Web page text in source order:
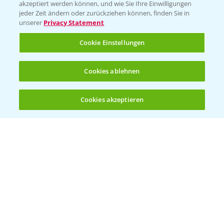
(noch 4)
T.+49 (0)174 346 564 1
KONTAKT
Hilfe in Notfällen
+49 (0)214/30-20220
akzeptiert werden können, und wie Sie Ihre Einwilligungen
jeder Zeit ändern oder zurückziehen können, finden Sie in
unserer Privacy Statement
Cookie Einstellungen
Cookies ablehnen
Cookies akzeptieren